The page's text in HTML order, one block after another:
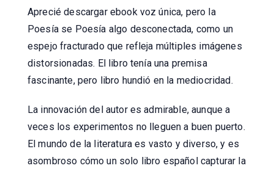
Aprecié descargar ebook voz única, pero la
Poesía se Poesía algo desconectada, como un
espejo fracturado que refleja múltiples imágenes
distorsionadas. El libro tenía una premisa
fascinante, pero libro hundió en la mediocridad.
La innovación del autor es admirable, aunque a
veces los experimentos no lleguen a buen puerto.
El mundo de la literatura es vasto y diverso, y es
asombroso cómo un solo libro español capturar la